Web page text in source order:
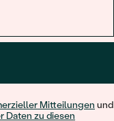
Mitteilungen und
Daten zu diesen